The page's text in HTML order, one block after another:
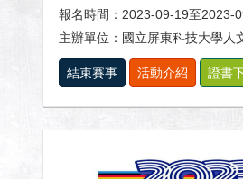
報名時間：2023-09-19至2023-09-
主辦單位：國立屏東科技大學人文暨社會科學院、體
結束賽事 活動介紹 證書